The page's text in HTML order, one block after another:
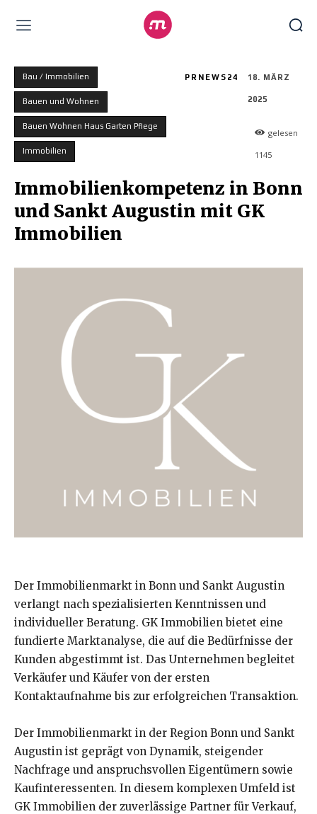
Bau / Immobilien
Bauen und Wohnen
Bauen Wohnen Haus Garten Pflege
Immobilien
PRNEWS24 18. MÄRZ
2025
gelesen
1145
Immobilienkompetenz in Bonn
und Sankt Augustin mit GK
Immobilien
Der Immobilienmarkt in Bonn und Sankt Augustin
verlangt nach spezialisierten Kenntnissen und
individueller Beratung. GK Immobilien bietet eine
fundierte Marktanalyse, die auf die Bedürfnisse der
Kunden abgestimmt ist. Das Unternehmen begleitet
Verkäufer und Käufer von der ersten
Kontaktaufnahme bis zur erfolgreichen Transaktion.
Der Immobilienmarkt in der Region Bonn und Sankt
Augustin ist geprägt von Dynamik, steigender
Nachfrage und anspruchsvollen Eigentümern sowie
Kaufinteressenten. In diesem komplexen Umfeld ist
GK Immobilien der zuverlässige Partner für Verkauf,